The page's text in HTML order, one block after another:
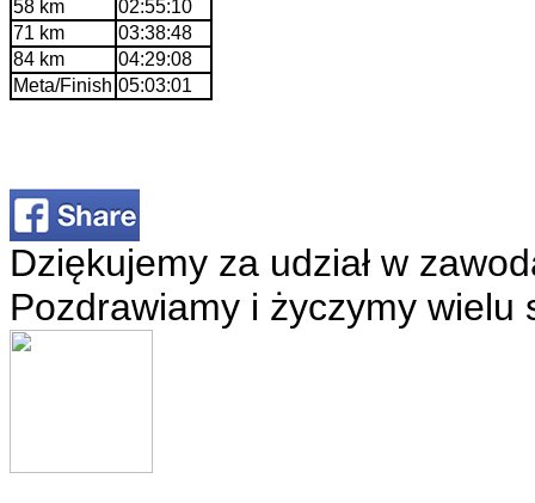
58 km
02:55:10
71 km
03:38:48
84 km
04:29:08
Meta/Finish 05:03:01
Dziękujemy za udział w
Pozdrawiamy i życzymy wielu